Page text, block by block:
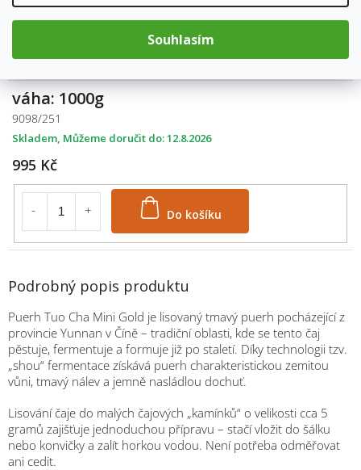
Souhlasím
Do košíku
váha: 1000g
9098/251
995 Kč
Do košíku
Skladem 12.8.2026
Podrobný popis produktu
Puerh Tuo Cha Mini Gold je lisovaný tmavý puerh pocházející z
provincie Yunnan v Číně – tradiční oblasti, kde se tento čaj
pěstuje, fermentuje a formuje již po staletí. Díky technologii tzv.
„shou“ fermentace získává puerh charakteristickou zemitou
vůni, tmavý nálev a jemně nasládlou dochuť.
Lisování čaje do malých čajových „kamínků“ o velikosti cca 5
gramů zajišťuje jednoduchou přípravu – stačí vložit do šálku
nebo konvičky a zalít horkou vodou. Není potřeba odměřovat
ani cedit.